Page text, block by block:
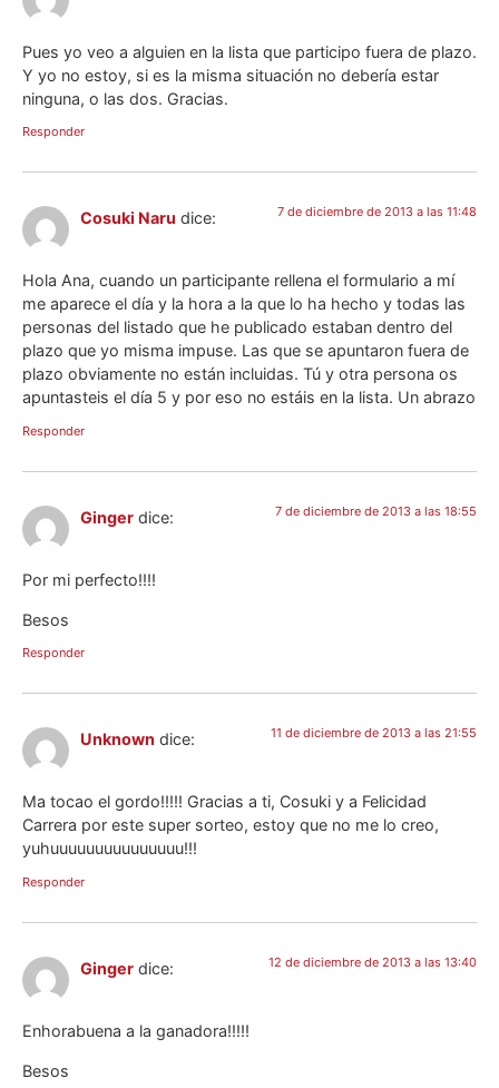
Pues yo veo a alguien en la lista que participo fuera de plazo.
Y yo no estoy, si es la misma situación no debería estar
ninguna, o las dos. Gracias.
Responder
Cosuki Naru dice: 7 de diciembre de 2013 a las 11:48
Hola Ana, cuando un participante rellena el formulario a mí
me aparece el día y la hora a la que lo ha hecho y todas las
personas del listado que he publicado estaban dentro del
plazo que yo misma impuse. Las que se apuntaron fuera de
plazo obviamente no están incluidas. Tú y otra persona os
apuntasteis el día 5 y por eso no estáis en la lista. Un abrazo
Responder
Ginger dice: 7 de diciembre de 2013 a las 18:55
Por mi perfecto!!!!
Besos
Responder
Unknown dice: 11 de diciembre de 2013 a las 21:55
Ma tocao el gordo!!!!! Gracias a ti, Cosuki y a Felicidad
Carrera por este super sorteo, estoy que no me lo creo,
yuhuuuuuuuuuuuuuuu!!!
Responder
Ginger dice: 12 de diciembre de 2013 a las 13:40
Enhorabuena a la ganadora!!!!!
Besos